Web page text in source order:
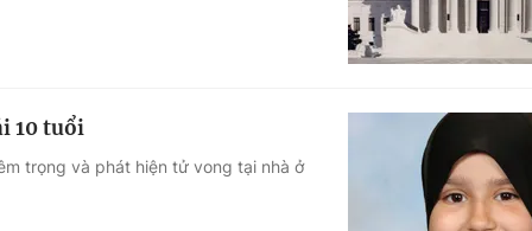
10 tuổi
trọng và phát hiện tử vong tại nhà ở